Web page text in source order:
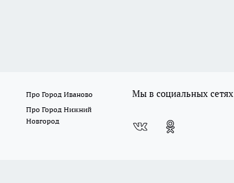
Про Город Иваново
Про Город Нижний
Новгород
Мы в социальных сетях